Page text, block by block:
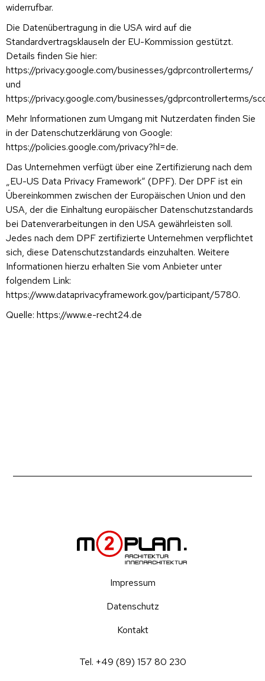
widerrufbar.
Die Datenübertragung in die USA wird auf die
Standardvertragsklauseln der EU-Kommission gestützt.
Details finden Sie hier:
https://privacy.google.com/businesses/gdprcontrollerterms/
und
https://privacy.google.com/businesses/gdprcontrollerterms/
Mehr Informationen zum Umgang mit Nutzerdaten finden Sie
in der Datenschutzerklärung von Google:
https://policies.google.com/privacy?hl=de.
Das Unternehmen verfügt über eine Zertifizierung nach dem
„EU-US Data Privacy Framework“ (DPF). Der DPF ist ein
Übereinkommen zwischen der Europäischen Union und den
USA, der die Einhaltung europäischer Datenschutzstandards
bei Datenverarbeitungen in den USA gewährleisten soll.
Jedes nach dem DPF zertifizierte Unternehmen verpflichtet
sich, diese Datenschutzstandards einzuhalten. Weitere
Informationen hierzu erhalten Sie vom Anbieter unter
folgendem Link:
https://www.dataprivacyframework.gov/participant/5780.
Quelle: https://www.e-recht24.de
Impressum
Datenschutz
Kontakt
Tel. +49 (89) 157 80 230